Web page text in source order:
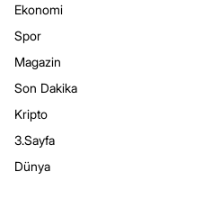
Ekonomi
Spor
Magazin
Son Dakika
Kripto
3.Sayfa
Dünya